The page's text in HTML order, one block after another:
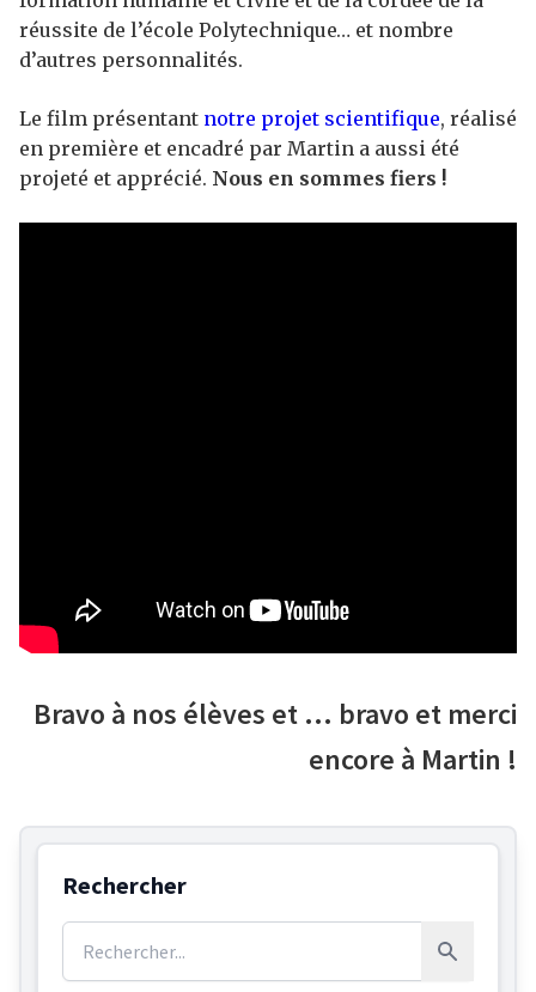
réussite de l’école Polytechnique… et nombre
d’autres personnalités.
Le film présentant notre projet scientifique, réalisé
en première et encadré par Martin a aussi été
projeté et apprécié. Nous en sommes fiers !
Bravo à nos élèves et … bravo et merci
encore à Martin !
Rechercher
Rechercher :
Rechercher